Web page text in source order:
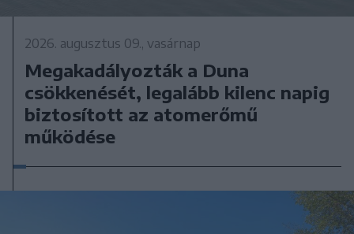
2026. augusztus 09., vasárnap
Megakadályozták a Duna
csökkenését, legalább kilenc napig
biztosított az atomerőmű
működése